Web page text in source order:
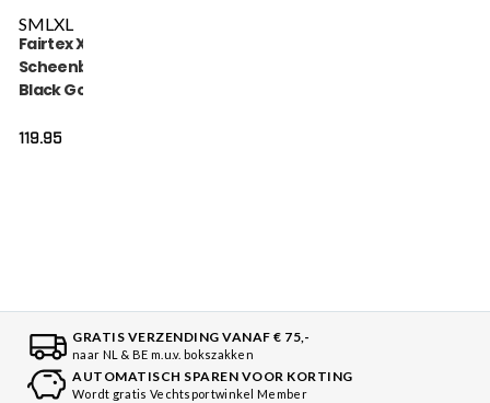
SMLXL
Fairtex X Booster
Scheenbeschermers
Black Gold (FXB SG
119.95
GRATIS VERZENDING VANAF € 75,-
naar NL & BE m.u.v. bokszakken
AUTOMATISCH SPAREN VOOR KORTING
Wordt gratis Vechtsportwinkel Member